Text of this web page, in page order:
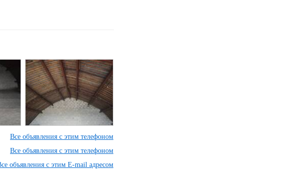
Все объявления с этим телефоном
Все объявления с этим телефоном
объявления с этим E-mail адресом